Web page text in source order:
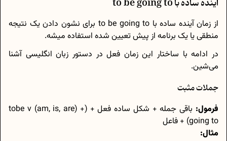
آینده‌ ساده با to be going to
از زمان آینده ساده با to be going to برای نشون دادن یک نتیجه‌
منطقی یا یک برنامه‌ از پیش تعیین شده استفاده میشه.
در ادامه با ساختار این زمان فعل در دستور زبان انگلیسی آشنا
می‌شین.
جملات مثبت
فرمول:
باقی جمله + شکل ساده فعل + (tobe v (am, is, are) +
going to) + فاعل
مثال: